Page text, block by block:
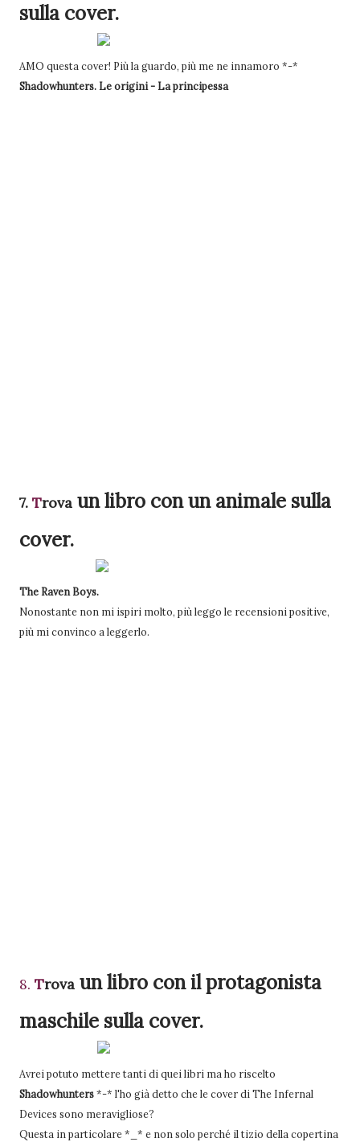
sulla cover.
AMO questa cover! Più la guardo, più me ne innamoro *-*
Shadowhunters. Le origini - La principessa
7. Trova un libro con un animale sulla
cover.
The Raven Boys.
Nonostante non mi ispiri molto, più leggo le recensioni positive,
più mi convinco a leggerlo.
8. Trova un libro con il protagonista
maschile sulla cover.
Avrei potuto mettere tanti di quei libri ma ho riscelto
Shadowhunters*-* l'ho già detto che le cover di The Infernal
Devices sono meravigliose?
Questa in particolare *_* e non solo perché il tizio della copertina